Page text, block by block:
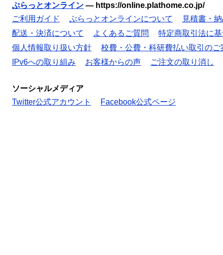
ぷらっとオンライン — https://online.plathome.co.jp/
ご利用ガイド
ぷらっとオンラインについて
見積書・
配送・決済について
よくあるご質問
特定商取引法に
個人情報取り扱い方針
校費・公費・科研費払い取引のご
IPv6への取り組み
お客様からの声 ご注文の取り消し
ソーシャルメディア
Twitter公式アカウント
Facebook公式ページ